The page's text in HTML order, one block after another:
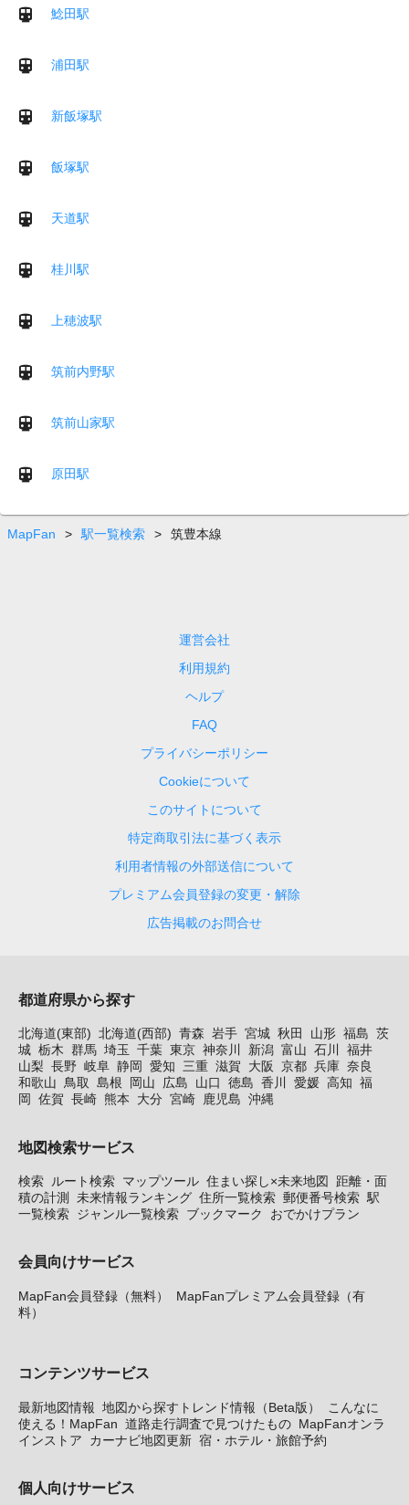
鯰田駅
浦田駅
新飯塚駅
飯塚駅
天道駅
桂川駅
上穂波駅
筑前内野駅
筑前山家駅
原田駅
MapFan > 駅一覧検索 > 筑豊本線
運営会社
利用規約
ヘルプ
FAQ
プライバシーポリシー
Cookieについて
このサイトについて
特定商取引法に基づく表示
利用者情報の外部送信について
プレミアム会員登録の変更・解除
広告掲載のお問合せ
都道府県から探す
北海道(東部) 北海道(西部) 青森 岩手 宮城 秋田 山形 福島 茨
城 栃木 群馬 埼玉 千葉 東京 神奈川 新潟 富山 石川
福井
山梨 長野 岐阜 静岡 愛知 三重 滋賀 大阪 京都 兵庫 奈良
和歌山 鳥取 島根 岡山 広島 山口 徳島 香川 愛媛 高知 福
岡
佐賀 長崎 熊本 大分 宮崎 鹿児島 沖縄
地図検索サービス
検索 ルート検索 マップツール 住まい探し×未来地図
距離・面
積の計測
未来情報ランキング 住所一覧検索 郵便番号検索 駅
一覧検索 ジャンル一覧検索 ブックマーク おでかけプラン
会員向けサービス
MapFan会員登録（無料）
MapFanプレミアム会員登録（有
料）
コンテンツサービス
最新地図情報 地図から探すトレンド情報（Beta版）
こんなに
使える！MapFan 道路走行調査で見つけたもの MapFanオンラ
インストア
カーナビ地図更新 宿・ホテル・旅館予約
個人向けサービス